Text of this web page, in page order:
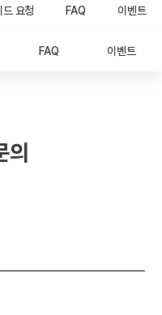
요청 FAQ 이벤트
FAQ 이벤트
의